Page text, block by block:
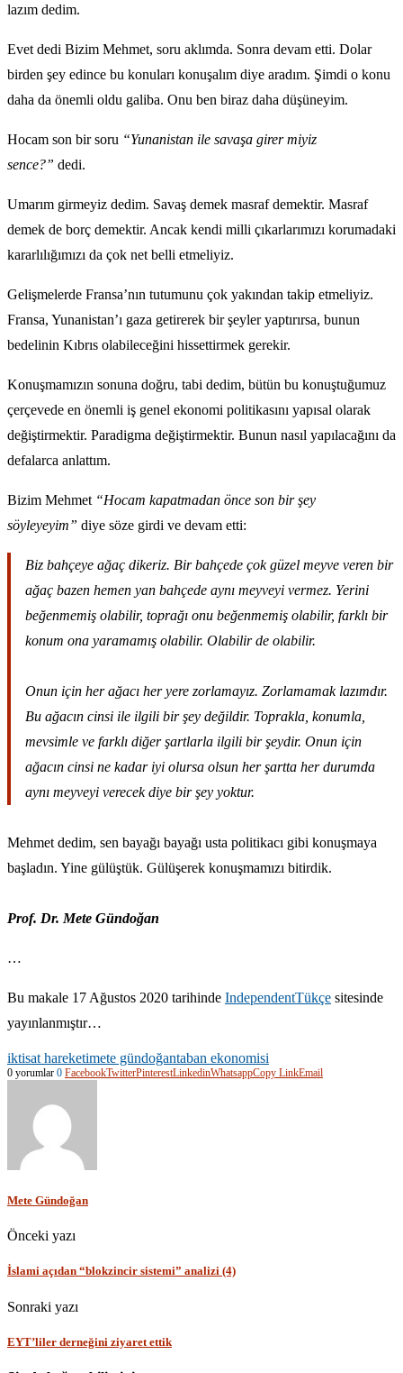
lazım dedim.
Evet dedi Bizim Mehmet, soru aklımda. Sonra devam etti. Dolar
birden şey edince bu konuları konuşalım diye aradım. Şimdi o konu
daha da önemli oldu galiba. Onu ben biraz daha düşüneyim.
Hocam son bir soru “Yunanistan ile savaşa girer miyiz
sence?” dedi.
Umarım girmeyiz dedim. Savaş demek masraf demektir. Masraf
demek de borç demektir. Ancak kendi milli çıkarlarımızı korumadaki
kararlılığımızı da çok net belli etmeliyiz.
Gelişmelerde Fransa’nın tutumunu çok yakından takip etmeliyiz.
Fransa, Yunanistan’ı gaza getirerek bir şeyler yaptırırsa, bunun
bedelinin Kıbrıs olabileceğini hissettirmek gerekir.
Konuşmamızın sonuna doğru, tabi dedim, bütün bu konuştuğumuz
çerçevede en önemli iş genel ekonomi politikasını yapısal olarak
değiştirmektir. Paradigma değiştirmektir. Bunun nasıl yapılacağını da
defalarca anlattım.
Bizim Mehmet “Hocam kapatmadan önce son bir şey
söyleyeyim” diye söze girdi ve devam etti:
Biz bahçeye ağaç dikeriz. Bir bahçede çok güzel meyve veren bir
ağaç bazen hemen yan bahçede aynı meyveyi vermez. Yerini
beğenmemiş olabilir, toprağı onu beğenmemiş olabilir, farklı bir
konum ona yaramamış olabilir. Olabilir de olabilir.
Onun için her ağacı her yere zorlamayız. Zorlamamak lazımdır.
Bu ağacın cinsi ile ilgili bir şey değildir. Toprakla, konumla,
mevsimle ve farklı diğer şartlarla ilgili bir şeydir. Onun için
ağacın cinsi ne kadar iyi olursa olsun her şartta her durumda
aynı meyveyi verecek diye bir şey yoktur.
Mehmet dedim, sen bayağı bayağı usta politikacı gibi konuşmaya
başladın. Yine gülüştük. Gülüşerek konuşmamızı bitirdik.
Prof. Dr. Mete Gündoğan
…
Bu makale 17 Ağustos 2020 tarihinde IndependentTükçe sitesinde
yayınlanmıştır…
iktisat hareketimete gündoğantaban ekonomisi
0 yorumlar 0 FacebookTwitterPinterestLinkedinWhatsappCopy LinkEmail
Mete Gündoğan
Önceki yazı
İslami açıdan “blokzincir sistemi” analizi (4)
Sonraki yazı
EYT’liler derneğini ziyaret ettik